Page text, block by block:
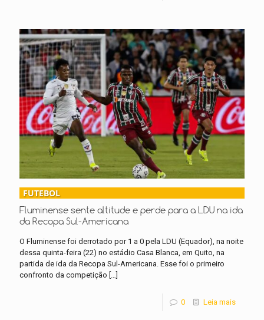
FUTEBOL
Fluminense sente altitude e perde para a LDU na ida
da Recopa Sul-Americana
O Fluminense foi derrotado por 1 a 0 pela LDU (Equador), na noite
dessa quinta-feira (22) no estádio Casa Blanca, em Quito, na
partida de ida da Recopa Sul-Americana. Esse foi o primeiro
confronto da competição […]
0 Leia mais